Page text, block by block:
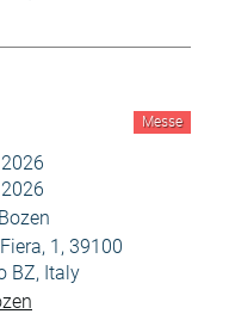
Messe
1, 39100
BZ, Italy